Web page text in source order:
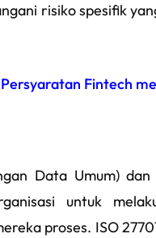
risiko spesifik
Fintech
Data Umum)
untuk
proses. ISO